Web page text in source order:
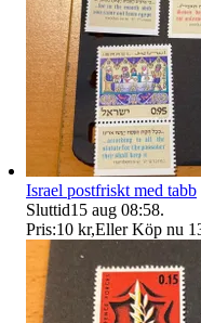
Israel postfriskt med tabb
Sluttid15 aug 08:58.
Pris:10 kr,Eller Köp nu